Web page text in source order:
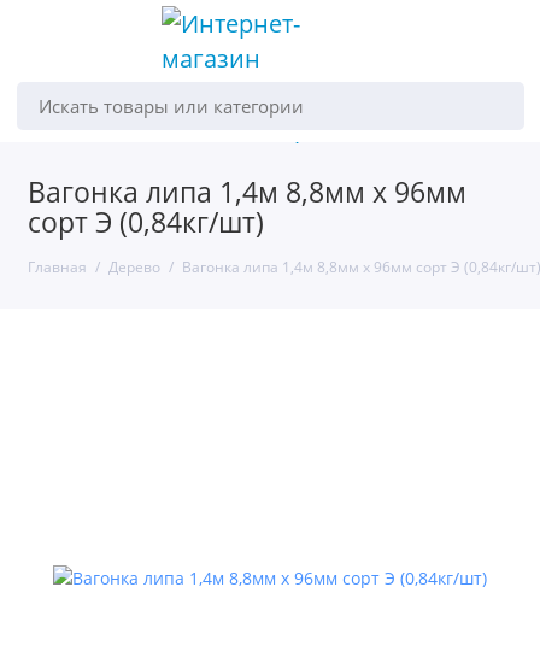
Искать товары или категории
Вагонка липа 1,4м 8,8мм х 96мм
сорт Э (0,84кг/шт)
Главная Дерево Вагонка липа 1,4м 8,8мм х 96мм сорт Э (0,84кг/шт)